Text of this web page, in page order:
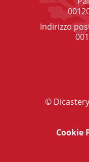
Indirizzo
©
Cookie